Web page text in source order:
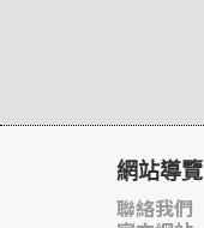
網站導覽
聯絡我們